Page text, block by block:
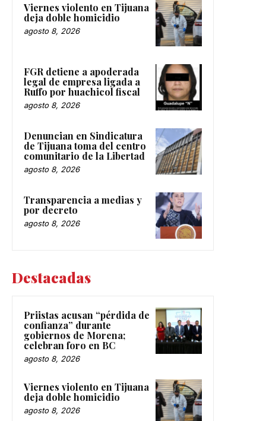
Viernes violento en Tijuana
deja doble homicidio
agosto 8, 2026
FGR detiene a apoderada
legal de empresa ligada a
Ruffo por huachicol fiscal
agosto 8, 2026
Denuncian en Sindicatura
de Tijuana toma del centro
comunitario de la Libertad
agosto 8, 2026
Transparencia a medias y
por decreto
agosto 8, 2026
Destacadas
Priistas acusan “pérdida de
confianza” durante
gobiernos de Morena;
celebran foro en BC
agosto 8, 2026
Viernes violento en Tijuana
deja doble homicidio
agosto 8, 2026